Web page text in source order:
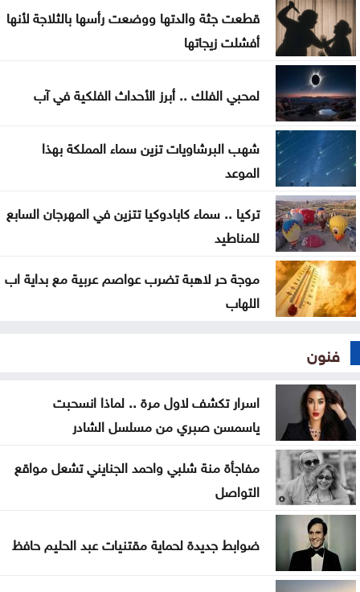
الذهب يسجل أعلى مستوى له منذ 7 أسابيع
الأمم المتحدة: داعش ما يزال يهدد السلم والأمن
الدوليين
تحذيرات أمنية في كولومبيا من هجمات إرهابية أثناء
مراسم التنصيب
أجواء صيفية مستقرة حتى الأحد مع تراجع تأثير الكتلة
الحارة
قطعت جثة والدتها ووضعت رأسها بالثلاجة لأنها
أفشلت زيجاتها
لمحبي الفلك .. أبرز الأحداث الفلكية في آب
شهب البرشاويات تزين سماء المملكة بهذا
الموعد
تركيا .. سماء كابادوكيا تتزين في المهرجان السابع
للمناطيد
موجة حر لاهبة تضرب عواصم عربية مع بداية اب
اللهاب
فنون
اسرار تكشف لاول مرة .. لماذا انسحبت
ياسمسن صبري من مسلسل الشادر
مفاجأة منة شلبي واحمد الجنايني تشعل مواقع
التواصل
ضوابط جديدة لحماية مقتنيات عبد الحليم حافظ